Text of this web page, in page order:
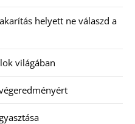
helyett ne válaszd a
világában